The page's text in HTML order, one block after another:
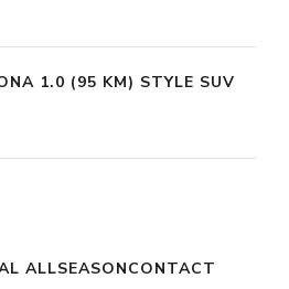
1.0 (95 KM) STYLE SUV
ALLSEASONCONTACT